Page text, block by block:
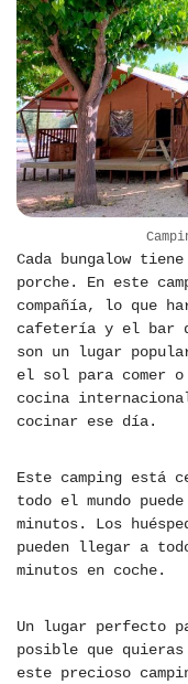
Cada bungalow
porche. En este
compañía, lo que
cafetería y el bar
son un lugar
el sol para comer
cocina
cocinar ese día.
Este camping está
todo el mundo
minutos. Los
pueden llegar a
minutos en coche.
Un lugar perfecto
posible que
este precioso